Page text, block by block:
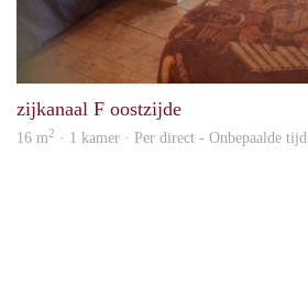
zijkanaal F oostzijde
16 m2 · 1 kamer · Per direct - Onbepaalde tijd